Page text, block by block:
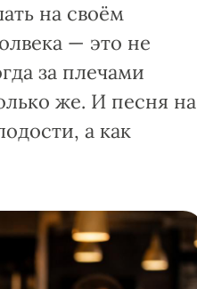
на своём
— это не
за плечами
же. И песня на
а как